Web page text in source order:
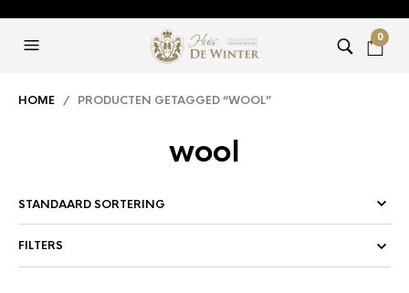
0
HOME / PRODUCTEN GETAGGED “WOOL”
wool
FILTERS